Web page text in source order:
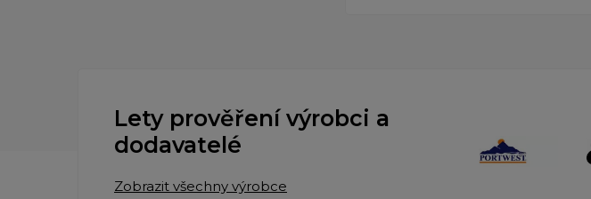
Lety prověření výrobci a
dodavatelé
Zobrazit všechny výrobce